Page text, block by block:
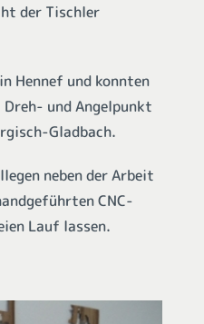
der Tischler
Hennef und konnten
und Angelpunkt
Gladbach.
neben der Arbeit
CNC-
Lauf lassen.